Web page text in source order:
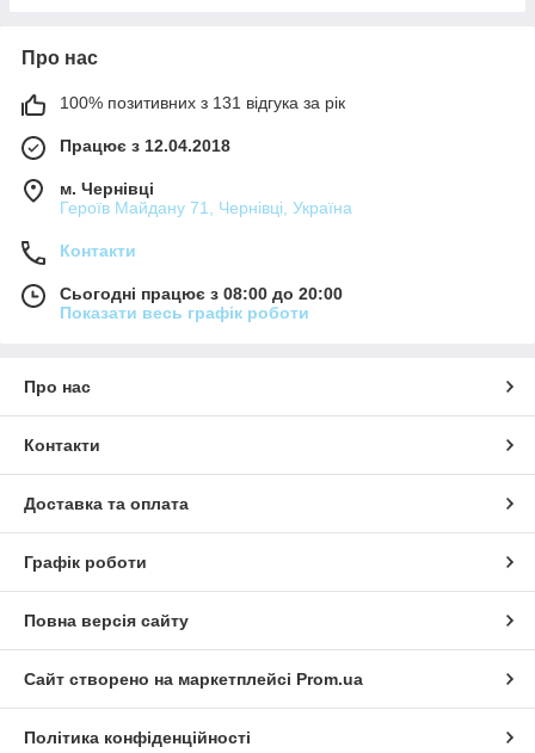
Про нас
100% позитивних з 131 відгука за рік
Працює з 12.04.2018
м. Чернівці
Героїв Майдану 71, Чернівці, Україна
Контакти
Сьогодні працює з 08:00 до 20:00
Показати весь графік роботи
Про нас
Контакти
Доставка та оплата
Графік роботи
Повна версія сайту
Сайт створено на маркетплейсі Prom.ua
Політика конфіденційності